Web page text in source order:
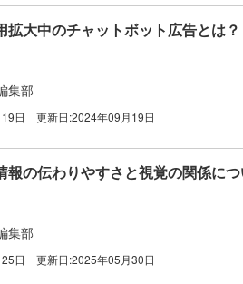
拡大中のチャットボット広告とは？
集部
日 更新日:2024年09月19日
報の伝わりやすさと視覚の関係に
集部
日 更新日:2025年05月30日